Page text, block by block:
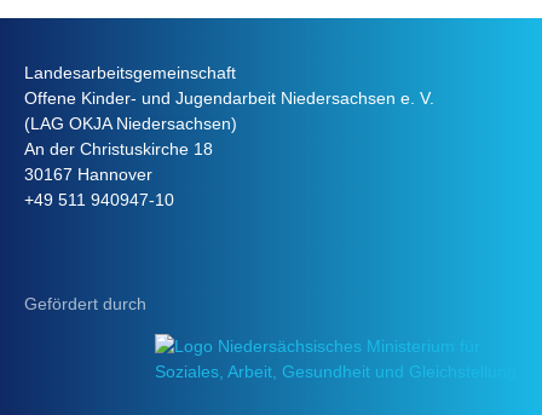
Landesarbeitsgemeinschaft
Offene Kinder- und Jugendarbeit Niedersachsen e. V.
(LAG OKJA Niedersachsen)
An der Christuskirche 18
30167 Hannover
+49 511 940947-10
Gefördert durch